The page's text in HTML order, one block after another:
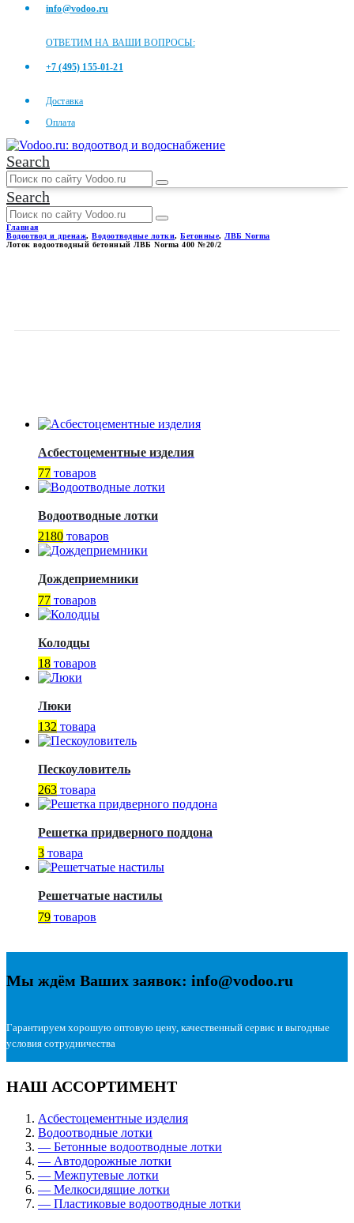
info@vodoo.ru
ОТВЕТИМ НА ВАШИ ВОПРОСЫ:
+7 (495) 155-01-21
Доставка
Оплата
Search
Search
Главная
Водоотвод и дренаж, Водоотводные лотки, Бетонные, ЛВБ Norma
Лоток водоотводный бетонный ЛВБ Norma 400 №20/2
Асбестоцементные изделия
77 товаров
Водоотводные лотки
2180 товаров
Дождеприемники
77 товаров
Колодцы
18 товаров
Люки
132 товара
Пескоуловитель
263 товара
Решетка придверного поддона
3 товара
Решетчатые настилы
79 товаров
Мы ждём Ваших заявок: info@vodoo.ru
Гарантируем хорошую оптовую цену, качественный сервис и выгодные
условия сотрудничества
НАШ АССОРТИМЕНТ
Асбестоцементные изделия
Водоотводные лотки
— Бетонные водоотводные лотки
— Автодорожные лотки
— Межпутевые лотки
— Мелкосидящие лотки
— Пластиковые водоотводные лотки